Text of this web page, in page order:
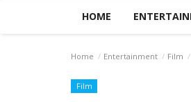
HOME
Home Entertainment Film
Film